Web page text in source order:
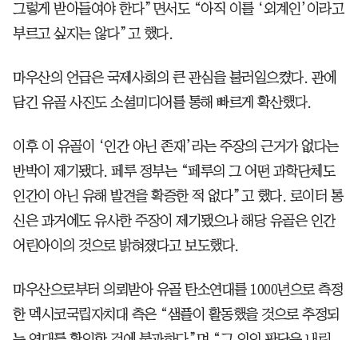
그렇게 받아들여야 한다”면서도 “아직 이를 ‘외계인’이라고
부르고 싶지는 않다”고 했다.
마우산의 언급은 국제사회의 큰 관심을 불러일으켰다. 관에
담긴 유골 사진도 소셜미디어를 통해 빠르게 확산했다.
이후 이 유골이 ‘인간 아닌 존재’라는 주장의 근거가 없다는
반박이 제기됐다. 페루 정부는 “페루의 그 어떤 과학단체도
인간이 아닌 유해 발견을 확증한 적 없다”고 했다. 로이터 통
신은 과거에도 유사한 주장이 제기됐으나 해당 유골은 인간
어린아이의 것으로 밝혀졌다고 보도했다.
마우산으로부터 의뢰받아 유골 탄소연대를 1000년으로 측정
한 멕시코국립자치대 측은 “샘플이 활동했을 것으로 추정되